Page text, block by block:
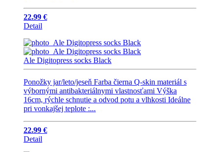
22.99 €
Detail
Ale Digitopress socks Black
Ponožky jar/leto/jeseň Farba čierna Q-skin materiál s
výbornými antibakteriálnymi vlastnosťami Výška
16cm, rýchle schnutie a odvod potu a vlhkosti Ideálne
pri vonkajšej teplote :...
22.99 €
Detail